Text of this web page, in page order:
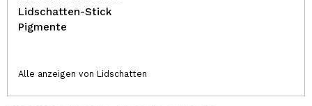
Lidschatten-Stick
Pigmente
Alle anzeigen von Lidschatten